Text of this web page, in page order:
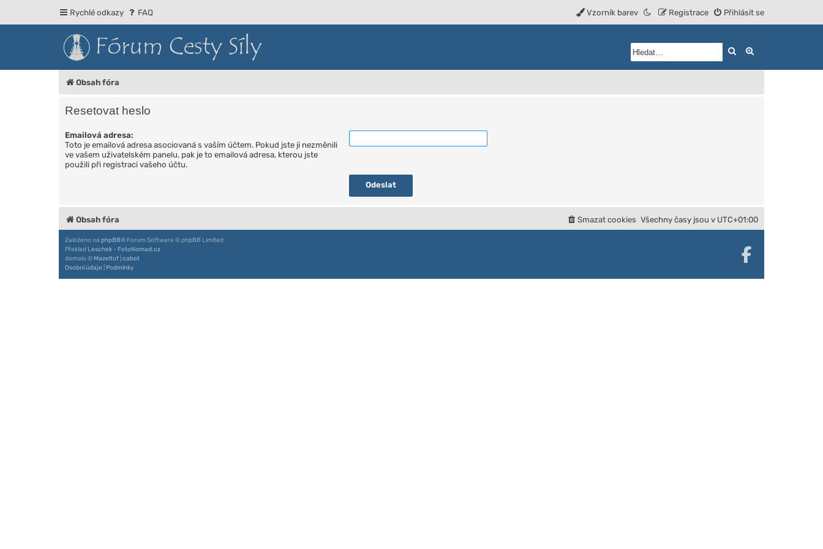
Rychlé odkazy FAQ Přihlásit se
Registrace
Vzorník barev
Hledat
Obsah fóra
Resetovat heslo
Emailová adresa:
Toto je emailová adresa asociovaná s vaším účtem. Pokud jste ji nezměnili
ve vašem uživatelském panelu, pak je to emailová adresa, kterou jste
použili při registraci vašeho účtu.
Obsah fóra Všechny časy jsou v UTC+01:00
Smazat cookies
Založeno na phpBB® Forum Software © phpBB Limited
Překlad Leschek - FotoNomad.cz
damaïo © Mazeltof cabot
Osobní údaje
Podmínky